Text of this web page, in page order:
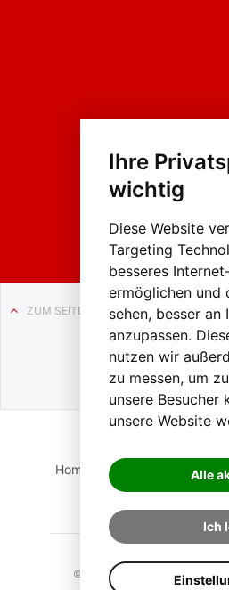
Ihre
wichtig
Diese Website
Targeting
besseres
ermöglichen und
sehen, besser an
anzupassen.
nutzen wir
zu messen, um
unsere Besucher
unsere Website
Alle
Ich
ZUM SEITENANFANG
Auf
Home Suche Login
© 2023 BLO24.at – Bezirk